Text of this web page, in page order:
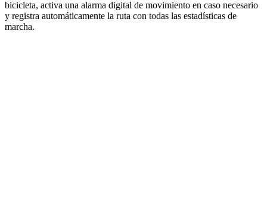
bicicleta, activa una alarma digital de movimiento en caso necesario
y registra automáticamente la ruta con todas las estadísticas de
marcha.